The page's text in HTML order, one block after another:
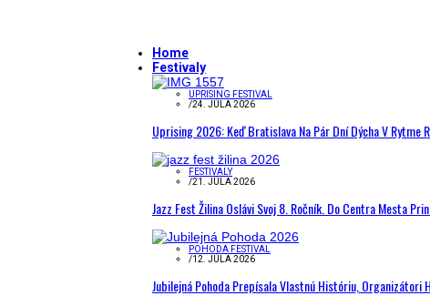
Home
Festivaly
UPRISING FESTIVAL
/24. JÚLA 2026
Uprising 2026: Keď Bratislava Na Pár Dní Dýcha V Rytme
FESTIVALY
/21. JÚLA 2026
Jazz Fest Žilina Oslávi Svoj 8. Ročník. Do Centra Mesta
POHODA FESTIVAL
/12. JÚLA 2026
Jubilejná Pohoda Prepísala Vlastnú Históriu, Organizátori